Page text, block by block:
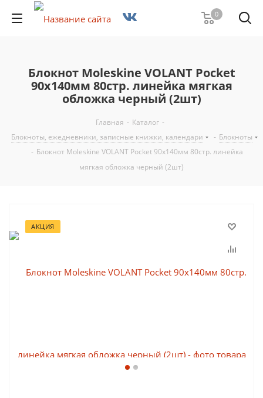
0
Блокнот Moleskine VOLANT Pocket
90x140мм 80стр. линейка мягкая
обложка черный (2шт)
Главная - Каталог -
Блокноты, ежедневники, записные книжки, календари
- Блокноты
- Блокнот Moleskine VOLANT Pocket 90x140мм 80стр. линейка
мягкая обложка черный (2шт)
АКЦИЯ